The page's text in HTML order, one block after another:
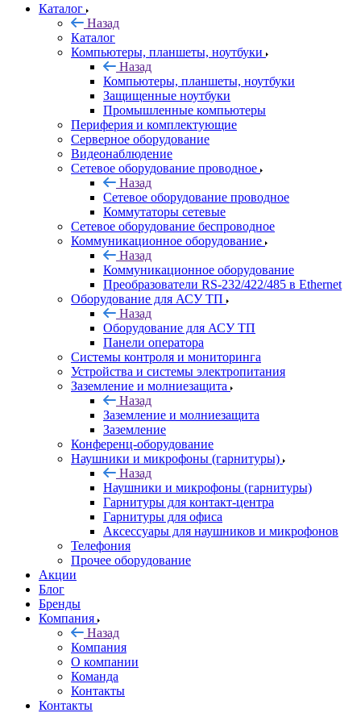
Каталог
Назад
Каталог
Компьютеры, планшеты, ноутбуки
Назад
Компьютеры, планшеты, ноутбуки
Защищенные ноутбуки
Промышленные компьютеры
Периферия и комплектующие
Серверное оборудование
Видеонаблюдение
Сетевое оборудование проводное
Назад
Сетевое оборудование проводное
Коммутаторы сетевые
Сетевое оборудование беспроводное
Коммуникационное оборудование
Назад
Коммуникационное оборудование
Преобразователи RS-232/422/485 в Ethernet
Оборудование для АСУ ТП
Назад
Оборудование для АСУ ТП
Панели оператора
Системы контроля и мониторинга
Устройства и системы электропитания
Заземление и молниезащита
Назад
Заземление и молниезащита
Заземление
Конференц-оборудование
Наушники и микрофоны (гарнитуры)
Назад
Наушники и микрофоны (гарнитуры)
Гарнитуры для контакт-центра
Гарнитуры для офиса
Аксессуары для наушников и микрофонов
Телефония
Прочее оборудование
Акции
Блог
Бренды
Компания
Назад
Компания
О компании
Команда
Контакты
Контакты